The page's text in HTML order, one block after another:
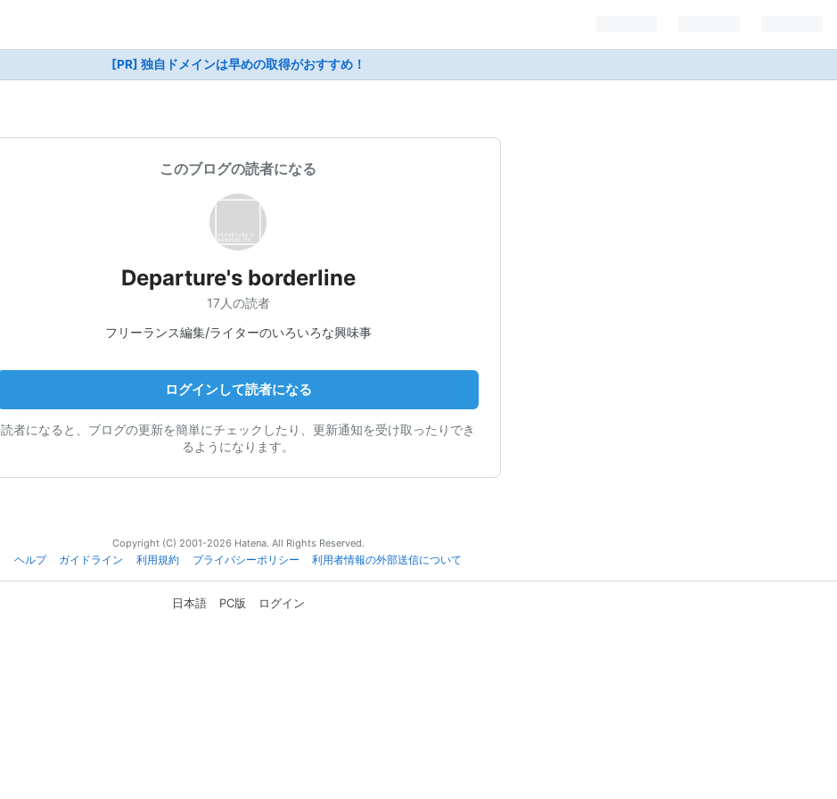
[PR] 独自ドメインは早めの取得がおすすめ！
このブログの読者になる
Departure's borderline
17人の読者
フリーランス編集/ライターのいろいろな興味事
ログインして読者になる
読者になると、ブログの更新を簡単にチェックしたり、更新通知を受け取ったりでき
るようになります。
Copyright (C) 2001-2026 Hatena. All Rights Reserved.
ヘルプ
ガイドライン 利用規約 プライバシーポリシー 利用者情報の外部送信について
日本語 PC版 ログイン